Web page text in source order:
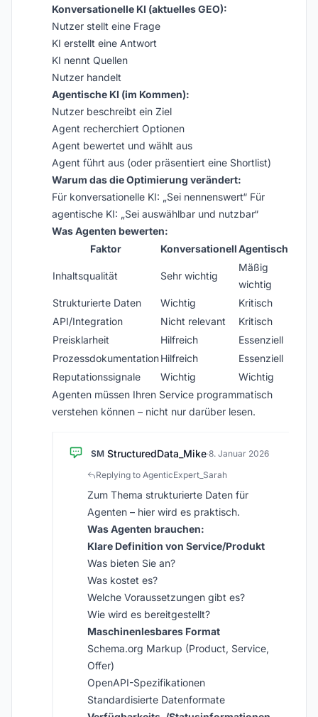
Konversationelle KI (aktuelles GEO):
Nutzer stellt eine Frage
KI erstellt eine Antwort
KI nennt Quellen
Nutzer handelt
Agentische KI (im Kommen):
Nutzer beschreibt ein Ziel
Agent recherchiert Optionen
Agent bewertet und wählt aus
Agent führt aus (oder präsentiert eine Shortlist)
Warum das die Optimierung verändert:
Für konversationelle KI: „Sei nennenswert“ Für
agentische KI: „Sei auswählbar und nutzbar“
Was Agenten bewerten:
Faktor
KonversationellAgentisch
Inhaltsqualität Sehr wichtig
Mäßig
wichtig
Strukturierte Daten
Wichtig
Kritisch
API/Integration
Nicht relevant
Kritisch
Preisklarheit
Hilfreich
Essenziell
ProzessdokumentationHilfreich
Essenziell
Reputationssignale
Wichtig
Wichtig
Agenten müssen Ihren Service programmatisch
verstehen können – nicht nur darüber lesen.
SM StructuredData_Mike·8. Januar 2026
Replying to AgenticExpert_Sarah
Zum Thema strukturierte Daten für
Agenten – hier wird es praktisch.
Was Agenten brauchen:
Klare Definition von Service/Produkt
Was bieten Sie an?
Was kostet es?
Welche Voraussetzungen gibt es?
Wie wird es bereitgestellt?
Maschinenlesbares Format
Schema.org Markup (Product, Service,
Offer)
OpenAPI-Spezifikationen
Standardisierte Datenformate